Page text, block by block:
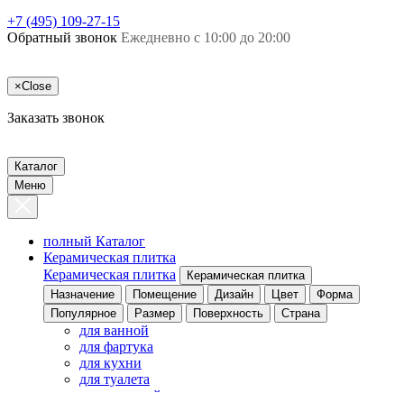
+7 (495) 109-27-15
Обратный звонок Ежедневно с 10:00 до 20:00
×Close
Заказать звонок
Каталог
Меню
полный Каталог
Керамическая плитка
Керамическая плитка
Керамическая плитка
Назначение
Помещение Дизайн Цвет
Форма
Популярное
Размер Поверхность Страна
для ванной
для фартука
для кухни
для туалета